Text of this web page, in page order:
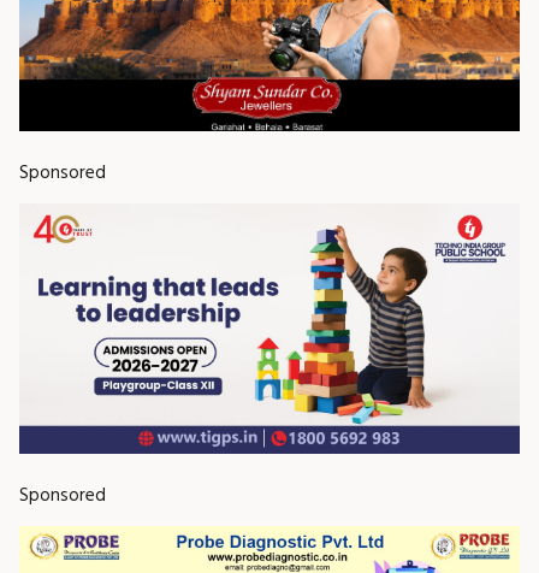
Sponsored
Sponsored